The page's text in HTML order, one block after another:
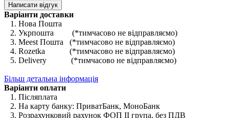
Написати відгук
Варіанти доставки
1. Нова Пошта
2. Укрпошта (*тимчасово не відправляємо)
3. Meest Пошта (*тимчасово не відправляємо)
4. Rozetka (*тимчасово не відправляємо)
5. Delivery (*тимчасово не відправляємо)
Більш детальна інформація
Варіанти оплати
1. Післяплата
2. На карту банку: ПриватБанк, МоноБанк
3. Розрахунковий рахунок ФОП II група, без ПДВ